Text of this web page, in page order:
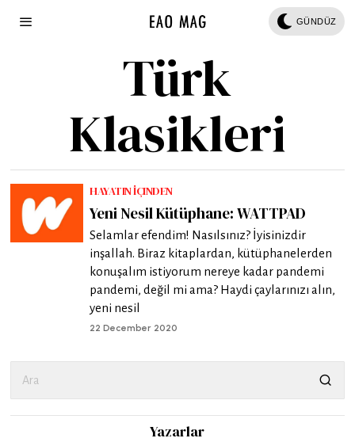
GÜNDÜZ
Türk
Klasikleri
HAYATIN İÇINDEN
Yeni Nesil Kütüphane: WATTPAD
Selamlar efendim! Nasılsınız? İyisinizdir
inşallah. Biraz kitaplardan, kütüphanelerden
konuşalım istiyorum nereye kadar pandemi
pandemi, değil mi ama? Haydi çaylarınızı alın,
yeni nesil
22 December 2020
Yazarlar